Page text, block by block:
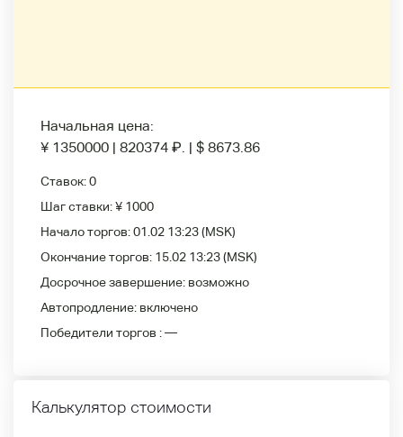
Начальная цена:
¥ 1350000 | 820374 ₽. | $ 8673.86
Ставок:0
Шаг ставки:¥ 1000
Начало торгов:01.02 13:23(MSK)
Окончание торгов: 15.02 13:23(MSK)
Досрочное завершение: возможно
Автопродление: включено
Победители
торгов :—
Калькулятор стоимости